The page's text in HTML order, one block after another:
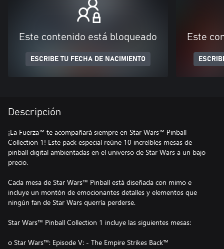
Este contenido está bloqueado
ESCRIBE TU FECHA DE NACIMIENTO
Este
Descripción
¡La Fuerza™ te acompañará siempre en Star Wars™ Pinball
Collection 1! Este pack especial reúne 10 increíbles mesas de
pinball digital ambientadas en el universo de Star Wars a un bajo
precio.
Cada mesa de Star Wars™ Pinball está diseñada con mimo e
incluye un montón de emocionantes detalles y elementos que
ningún fan de Star Wars querría perderse.
Star Wars™ Pinball Collection 1 incluye las siguientes mesas:
o Star Wars™: Episode V: - The Empire Strikes Back™